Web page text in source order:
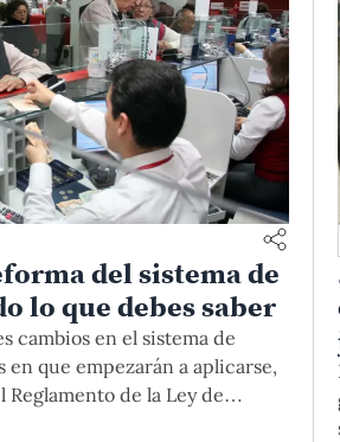
del sistema de
lo que debes saber
cambios en el sistema de
en que empezarán a aplicarse,
de la Ley de
Previsional.